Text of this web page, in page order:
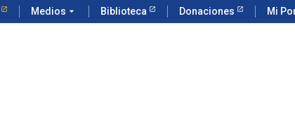
Medios arrow_drop_down Biblioteca Donaciones Mi